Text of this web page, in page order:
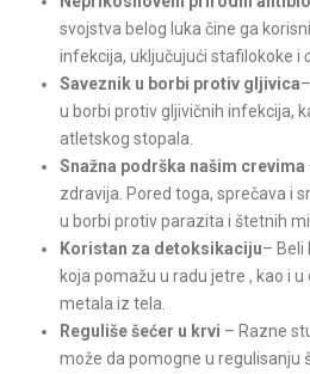
svojstva belog luka čine ga
infekcija, uključujući stafilokoke i
Saveznik u borbi protiv gljivica
u borbi protiv gljivičnih infekcija,
atletskog stopala.
Snažna podrška našim crevima
zdravija. Pored toga, sprečava i
u borbi protiv parazita i štetnih
Koristan za detoksikaciju– Beli
koja pomažu u radu jetre , kao i
metala iz tela.
Reguliše šećer u krvi – Razne
može da pomogne u regulisanju